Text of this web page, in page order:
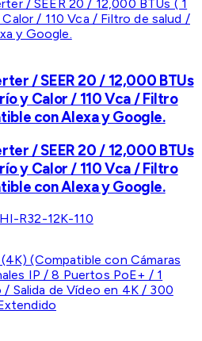
/ SEER 20 / 12,000 BTUs
y Calor / 110 Vca / Filtro
con Alexa y Google.
/ SEER 20 / 12,000 BTUs
y Calor / 110 Vca / Filtro
con Alexa y Google.
R32-12K-110